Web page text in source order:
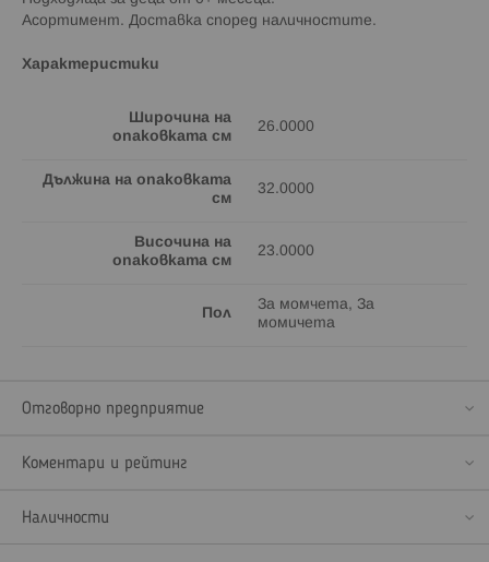
Асортимент. Доставка според наличностите.
Характеристики
Широчина на
опаковката см
26.0000
Дължина на опаковката
см
32.0000
Височина на
опаковката см
23.0000
Пол
За момчета, За
момичета
Отговорно предприятие
Коментари и рейтинг
Наличности